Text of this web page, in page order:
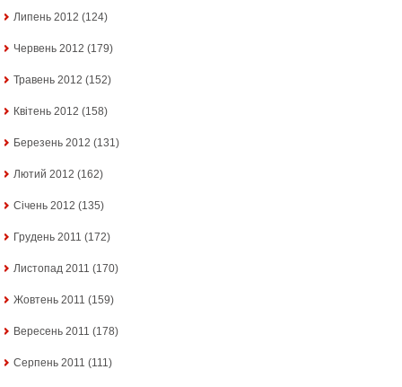
Липень 2012 (124)
Червень 2012 (179)
Травень 2012 (152)
Квітень 2012 (158)
Березень 2012 (131)
Лютий 2012 (162)
Січень 2012 (135)
Грудень 2011 (172)
Листопад 2011 (170)
Жовтень 2011 (159)
Вересень 2011 (178)
Серпень 2011 (111)